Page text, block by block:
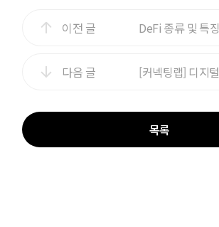
이전 글 DeFi 종류 및 특징
다음 글
목록